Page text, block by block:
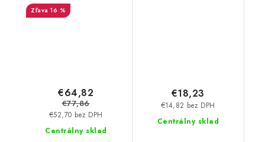
16 %
Centrálny sklad
€52,70 bez DPH
€64,82
€77,86
Centrálny sklad
€14,82 bez DPH
€18,23